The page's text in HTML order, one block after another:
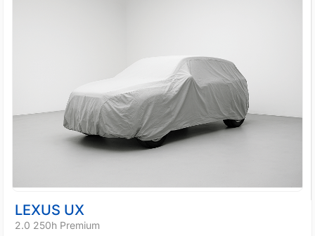
LEXUS UX
2.0 250h Premium